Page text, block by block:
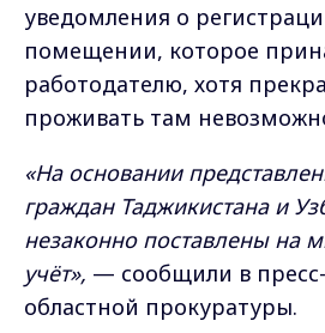
уведомления о
помещении, которое
работодателю, хотя
проживать там
«На основании
граждан Таджикистана и
незаконно поставлены на
учёт», — сообщили в
областной прокуратуры.